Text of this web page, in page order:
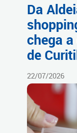
Da
chega
de
22/07/2026